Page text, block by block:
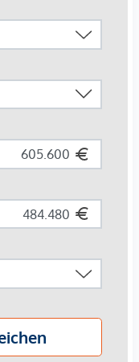
Feinsteinzeug
in Chrom
Bautechnik, Lift
sind längst kein